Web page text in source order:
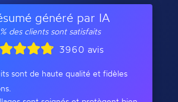
généré par IA
des clients sont satisfaits
3960 avis
sont de haute qualité et fidèles